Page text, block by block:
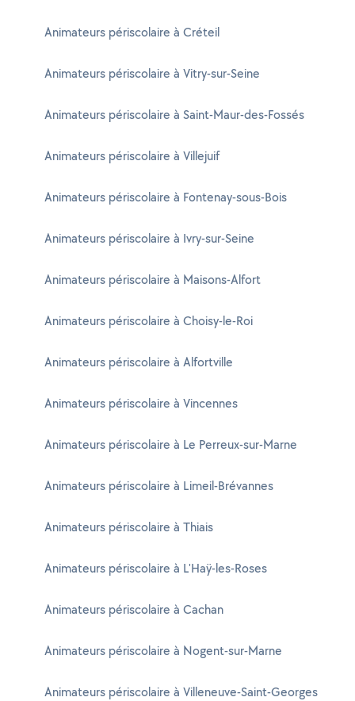
Animateurs périscolaire à Créteil
Animateurs périscolaire à Vitry-sur-Seine
Animateurs périscolaire à Saint-Maur-des-Fossés
Animateurs périscolaire à Villejuif
Animateurs périscolaire à Fontenay-sous-Bois
Animateurs périscolaire à Ivry-sur-Seine
Animateurs périscolaire à Maisons-Alfort
Animateurs périscolaire à Choisy-le-Roi
Animateurs périscolaire à Alfortville
Animateurs périscolaire à Vincennes
Animateurs périscolaire à Le Perreux-sur-Marne
Animateurs périscolaire à Limeil-Brévannes
Animateurs périscolaire à Thiais
Animateurs périscolaire à L'Haÿ-les-Roses
Animateurs périscolaire à Cachan
Animateurs périscolaire à Nogent-sur-Marne
Animateurs périscolaire à Villeneuve-Saint-Georges